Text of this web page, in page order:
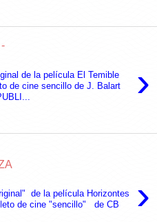
›
de la película El Temible
de cine sencillo de J. Balart
›
de la película Horizontes
de cine "sencillo" de CB